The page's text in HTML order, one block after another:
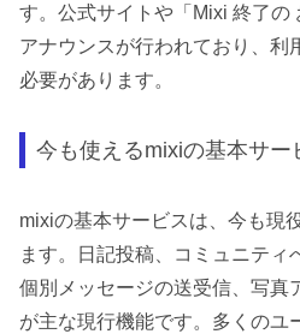
す。公式サイトや「Mixi 終了の
アナウンスが行われており、利
必要があります。
今も使えるmixiの基本サー
mixiの基本サービスは、今も現
ます。日記投稿、コミュニティ
個別メッセージの送受信、写真
が主な現行機能です。多くのユ